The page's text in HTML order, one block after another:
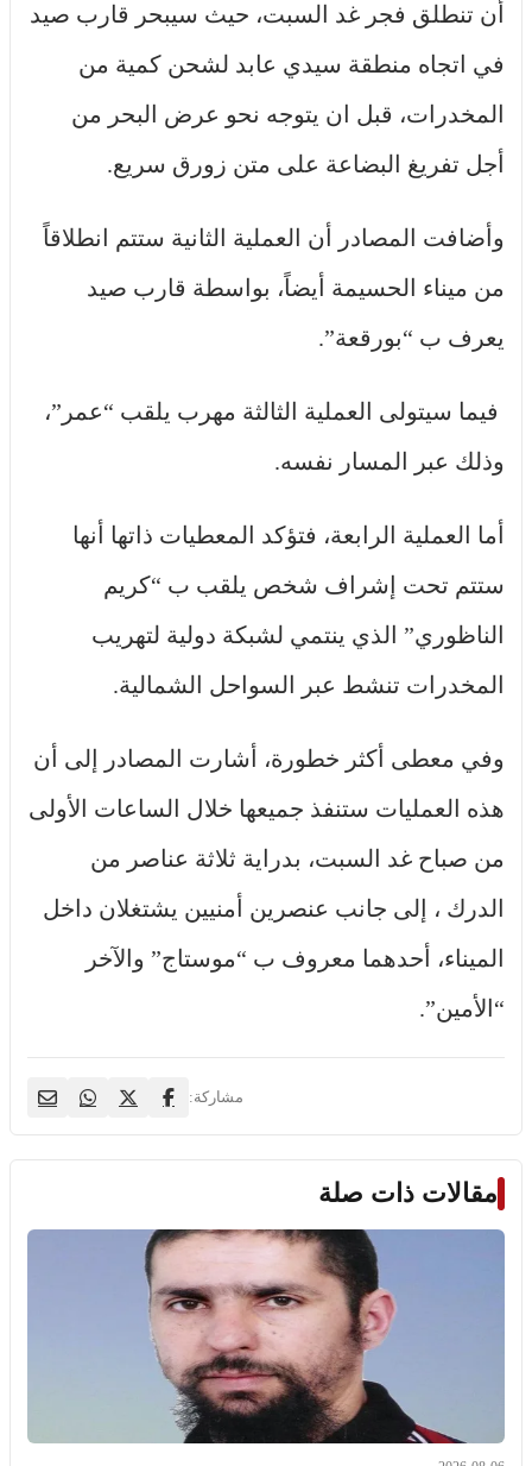
أن تنطلق فجر غد السبت، حيث سيبحر قارب صيد
في اتجاه منطقة سيدي عابد لشحن كمية من
المخدرات، قبل ان يتوجه نحو عرض البحر من
أجل تفريغ البضاعة على متن زورق سريع.
وأضافت المصادر أن العملية الثانية ستتم انطلاقاً
من ميناء الحسيمة أيضاً، بواسطة قارب صيد
يعرف ب “بورقعة”.
فيما سيتولى العملية الثالثة مهرب يلقب “عمر”،
وذلك عبر المسار نفسه.
أما العملية الرابعة، فتؤكد المعطيات ذاتها أنها
ستتم تحت إشراف شخص يلقب ب “كريم
الناظوري” الذي ينتمي لشبكة دولية لتهريب
المخدرات تنشط عبر السواحل الشمالية.
وفي معطى أكثر خطورة، أشارت المصادر إلى أن
هذه العمليات ستنفذ جميعها خلال الساعات الأولى
من صباح غد السبت، بدراية ثلاثة عناصر من
الدرك ، إلى جانب عنصرين أمنيين يشتغلان داخل
الميناء، أحدهما معروف ب “موستاج” والآخر
“الأمين”.
مشاركة:
مقالات ذات صلة